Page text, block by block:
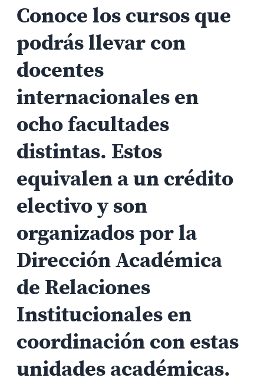
Conoce los cursos que
podrás llevar con
docentes
internacionales en
ocho facultades
distintas. Estos
equivalen a un crédito
electivo y son
organizados por la
Dirección Académica
de Relaciones
Institucionales en
coordinación con estas
unidades académicas.